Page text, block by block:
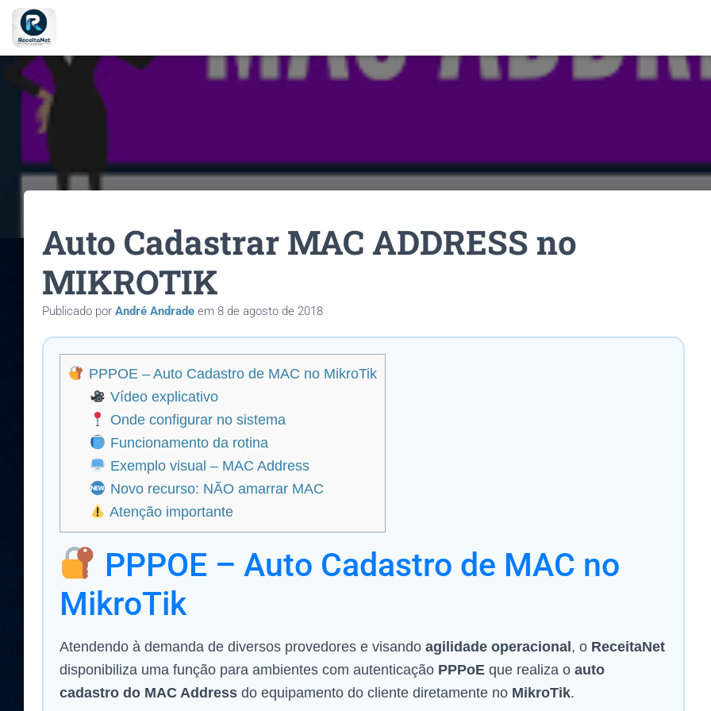
Auto Cadastrar MAC ADDRESS no
MIKROTIK
Publicado por André Andrade em 8 de agosto de 2018
PPPOE – Auto Cadastro de MAC no MikroTik
Vídeo explicativo
Onde configurar no sistema
Funcionamento da rotina
Exemplo visual – MAC Address
Novo recurso: NÃO amarrar MAC
Atenção importante
PPPOE – Auto Cadastro de MAC no
MikroTik
Atendendo à demanda de diversos provedores e visando agilidade operacional , o ReceitaNet
disponibiliza uma função para ambientes com autenticação PPPoE que realiza o auto
cadastro do MAC Address do equipamento do cliente diretamente no MikroTik.